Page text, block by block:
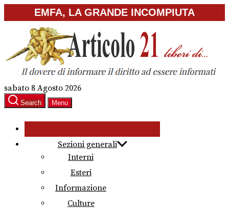
to
content
EMFA, LA GRANDE INCOMPIUTA
sabato 8 Agosto 2026
Search Menu
Sezioni generali
Interni
Esteri
Informazione
Culture